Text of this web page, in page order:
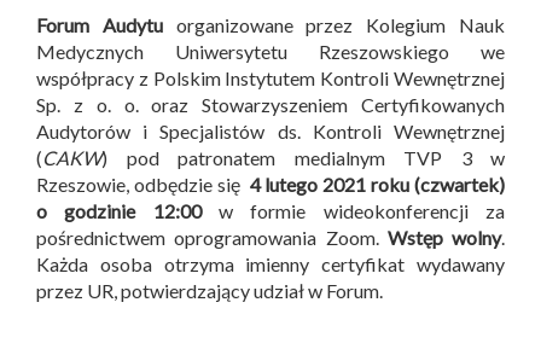
Forum Audytuorganizowane przez Kolegium Nauk
Medycznych Uniwersytetu Rzeszowskiego we
współpracy z Polskim Instytutem Kontroli Wewnętrznej
Sp. z o. o. oraz Stowarzyszeniem Certyfikowanych
Audytorów i Specjalistów ds. Kontroli Wewnętrznej
(CAKW) pod patronatem medialnym TVP 3 w
Rzeszowie, odbędzie się 4 lutego 2021 roku (czwartek)
o godzinie 12:00w formie wideokonferencji za
pośrednictwem oprogramowania Zoom. Wstęp wolny.
Każda osoba otrzyma imienny certyfikat wydawany
przez UR, potwierdzający udział w Forum.